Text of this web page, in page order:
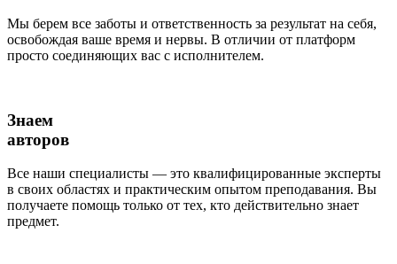
Мы берем все заботы и ответственность за результат на себя,
освобождая ваше время и нервы. В отличии от платформ
просто соединяющих вас с исполнителем.
Знаем
авторов
Все наши специалисты — это квалифицированные эксперты
в своих областях и практическим опытом преподавания. Вы
получаете помощь только от тех, кто действительно знает
предмет.